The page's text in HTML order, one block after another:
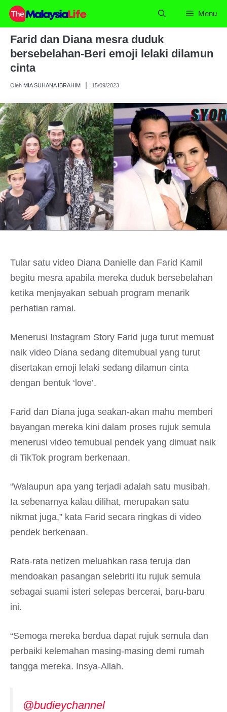
Skip
content
Menu
Farid dan Diana mesra duduk
bersebelahan-Beri emoji lelaki dilamun
cinta
Oleh MIA SUHANA IBRAHIM 15/09/2023
Tular satu video Diana Danielle dan Farid Kamil
begitu mesra apabila mereka duduk bersebelahan
ketika menjayakan sebuah program menarik
perhatian ramai.
Menerusi Instagram Story Farid juga turut memuat
naik video Diana sedang ditemubual yang turut
disertakan emoji lelaki sedang dilamun cinta
dengan bentuk ‘love’.
Farid dan Diana juga seakan-akan mahu memberi
bayangan mereka kini dalam proses rujuk semula
menerusi video temubual pendek yang dimuat naik
di TikTok program berkenaan.
“Walaupun apa yang terjadi adalah satu musibah.
Ia sebenarnya kalau dilihat, merupakan satu
nikmat juga,” kata Farid secara ringkas di video
pendek berkenaan.
Rata-rata netizen meluahkan rasa teruja dan
mendoakan pasangan selebriti itu rujuk semula
sebagai suami isteri selepas bercerai, baru-baru
ini.
“Semoga mereka berdua dapat rujuk semula dan
perbaiki kelemahan masing-masing demi rumah
tangga mereka. Insya-Allah.
@budieychannel